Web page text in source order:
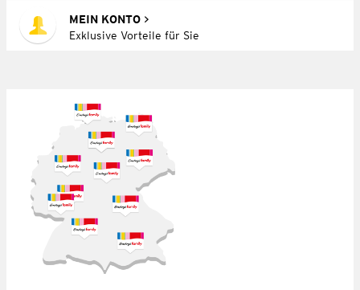
MEIN KONTO
Exklusive Vorteile für Sie